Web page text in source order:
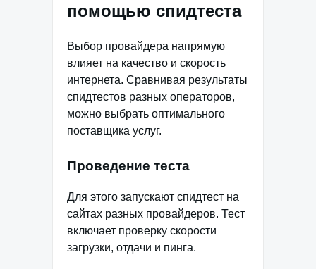
помощью спидтеста
Выбор провайдера напрямую
влияет на качество и скорость
интернета. Сравнивая результаты
спидтестов разных операторов,
можно выбрать оптимального
поставщика услуг.
Проведение теста
Для этого запускают спидтест на
сайтах разных провайдеров. Тест
включает проверку скорости
загрузки, отдачи и пинга.